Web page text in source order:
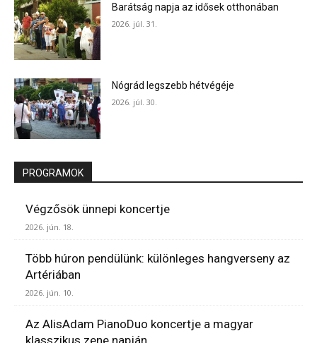
Barátság napja az idősek otthonában
2026. júl. 31.
Nógrád legszebb hétvégéje
2026. júl. 30.
PROGRAMOK
Végzősök ünnepi koncertje
2026. jún. 18.
Több húron pendülünk: különleges hangverseny az
Artériában
2026. jún. 10.
Az AlisAdam PianoDuo koncertje a magyar